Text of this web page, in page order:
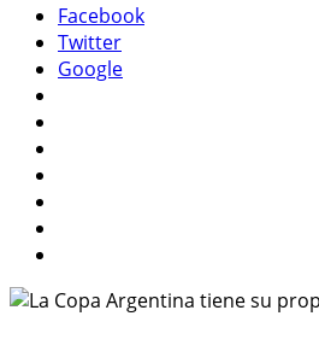
Facebook
Twitter
Google